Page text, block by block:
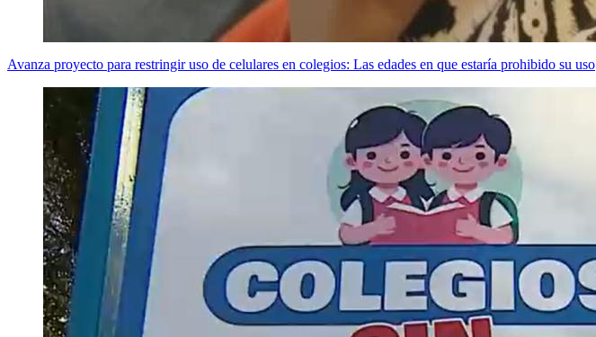
Avanza proyecto para restringir uso de celulares en colegios: Las edades en que estaría prohibido su uso